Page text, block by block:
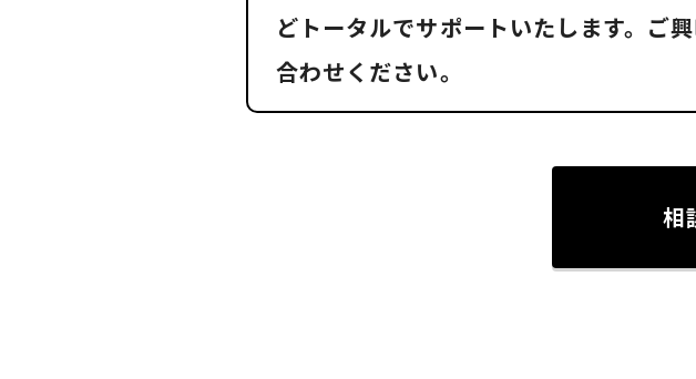
どトータルでサポートいたします。ご
合わせください。
相